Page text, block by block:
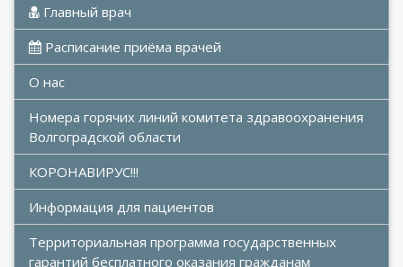
Главный врач
Расписание приёма врачей
О нас
Номера горячих линий комитета здравоохранения
Волгоградской области
КОРОНАВИРУС!!!
Информация для пациентов
Территориальная программа государственных
гарантий бесплатного оказания гражданам